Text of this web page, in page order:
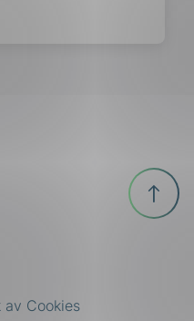
av Cookies
Til
toppen